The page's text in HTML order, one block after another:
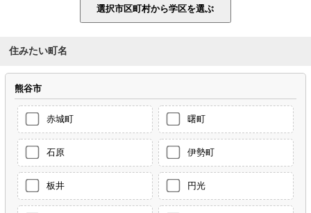
住みたい町名
熊谷市
赤城町 曙町
石原 伊勢町
板井 円光